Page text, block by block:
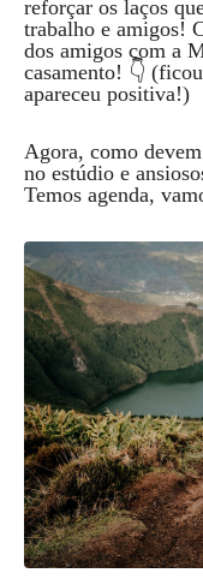
reforçar os laços
trabalho e amigos!
dos amigos com a
casamento! 👇
apareceu positiva!)
Agora, como
no estúdio e
Temos agenda,